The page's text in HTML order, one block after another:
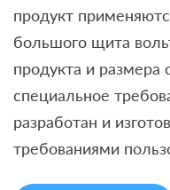
продукт
большого щита
продукта и
специальное
разработан и
требованиями